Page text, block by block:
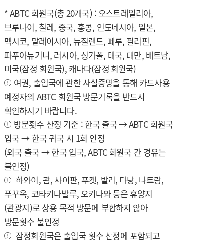
* ABTC 회원국(총 20개국) : 오스트레일리아,
브루나이, 칠레, 중국, 홍콩, 인도네시아, 일본,
멕시코, 말레이시아, 뉴질랜드, 페루, 필리핀,
파푸아뉴기니, 러시아, 싱가폴, 태국, 대만, 베트남,
미국(잠정 회원국), 캐나다(잠정 회원국)
여권, 출입국에 관한 사실증명을 통해 카드사용
예정자의 ABTC 회원국 방문기록을 반드시
확인하시기 바랍니다.
방문횟수 산정 기준 : 한국 출국 → ABTC 회원국
입국 → 한국 귀국 시 1회 인정
(외국 출국 → 한국 입국, ABTC 회원국 간 경유는
불인정)
하와이, 괌, 사이판, 푸켓, 발리, 다낭, 나트랑,
푸꾸옥, 코타키나발루, 오키나와 등은 휴양지
(관광지)로 상용 목적 방문에 부합하지 않아
방문횟수 불인정
잠정회원국은 출입국 횟수 산정에 포함되고